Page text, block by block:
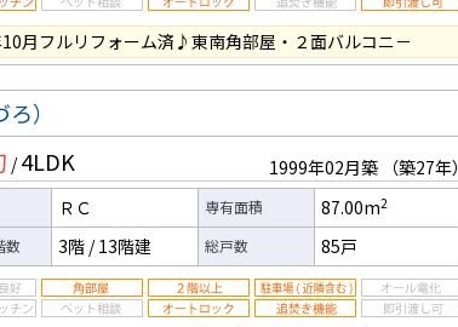
月フルリフォーム済♪東南角部屋・２面バルコニ－
）
/ 4LDK 1999年02月築 （築27年）
ＲＣ 専有面積 87.00m2
数 3階 /13階建 総戸数 85戸